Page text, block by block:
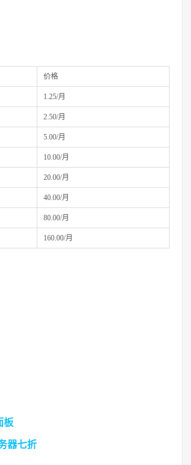
价格
1.25/月
2.50/月
5.00/月
10.00/月
20.00/月
40.00/月
80.00/月
160.00/月
板
器七折